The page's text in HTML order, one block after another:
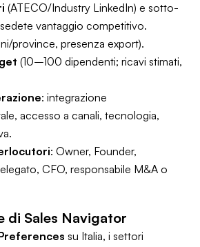
(ATECO/Industry LinkedIn) e sotto-
vantaggio competitivo.
province, presenza export).
(10–100 dipendenti; ricavi stimati,
: integrazione
accesso a canali, tecnologia,
: Owner, Founder,
CFO, responsabile M&A o
di Sales Navigator
su Italia, i settori